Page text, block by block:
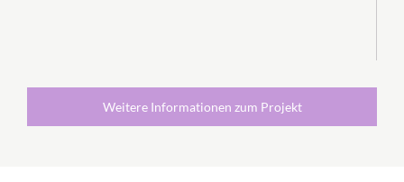
Weitere Informationen zum Projekt